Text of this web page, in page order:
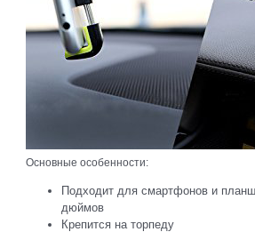
Основные особенности:
Подходит для смартфонов и
дюймов
Крепится на торпеду